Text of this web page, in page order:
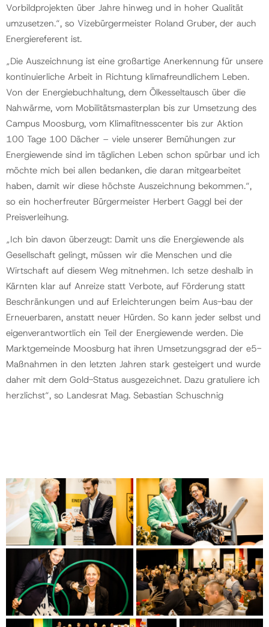
Vorbildprojekten über Jahre hinweg und in hoher Qualität
umzusetzen.“, so Vizebürgermeister Roland Gruber, der auch
Energiereferent ist.
„Die Auszeichnung ist eine großartige Anerkennung für unsere
kontinuierliche Arbeit in Richtung klimafreundlichem Leben.
Von der Energiebuchhaltung, dem Ölkesseltausch über die
Nahwärme, vom Mobilitätsmasterplan bis zur Umsetzung des
Campus Moosburg, vom Klimafitnesscenter bis zur Aktion
100 Tage 100 Dächer – viele unserer Bemühungen zur
Energiewende sind im täglichen Leben schon spürbar und ich
möchte mich bei allen bedanken, die daran mitgearbeitet
haben, damit wir diese höchste Auszeichnung bekommen.“,
so ein hocherfreuter Bürgermeister Herbert Gaggl bei der
Preisverleihung.
„Ich bin davon überzeugt: Damit uns die Energiewende als
Gesellschaft gelingt, müssen wir die Menschen und die
Wirtschaft auf diesem Weg mitnehmen. Ich setze deshalb in
Kärnten klar auf Anreize statt Verbote, auf Förderung statt
Beschränkungen und auf Erleichterungen beim Aus-bau der
Erneuerbaren, anstatt neuer Hürden. So kann jeder selbst und
eigenverantwortlich ein Teil der Energiewende werden. Die
Marktgemeinde Moosburg hat ihren Umsetzungsgrad der e5-
Maßnahmen in den letzten Jahren stark gesteigert und wurde
daher mit dem Gold-Status ausgezeichnet. Dazu gratuliere ich
herzlichst“, so Landesrat Mag. Sebastian Schuschnig